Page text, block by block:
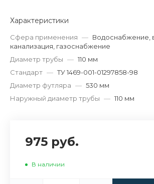
Характеристики
Сфера применения — Водоснабжение,
канализация, газоснабжение
Диаметр трубы — 110 мм
Стандарт — ТУ 1469-001-01297858-98
Диаметр футляра — 530 мм
Наружный диаметр трубы — 110 мм
975 руб.
В наличии